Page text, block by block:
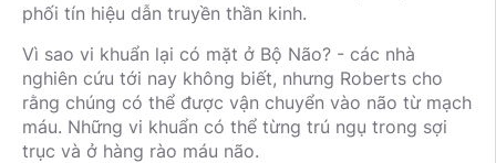
phối tín hiệu dẫn truyền thần kinh.
Vì sao vi khuẩn lại có mặt ở Bộ Não? - các nhà
nghiên cứu tới nay không biết, nhưng Roberts cho
rằng chúng có thể được vận chuyển vào não từ mạch
máu. Những vi khuẩn có thể từng trú ngụ trong sợi
trục và ở hàng rào máu não.